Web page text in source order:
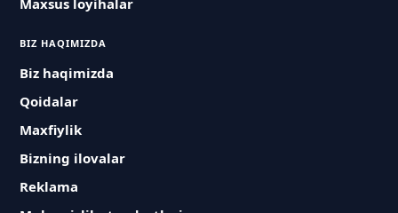
Maxsus loyihalar
BIZ HAQIMIZDA
Biz haqimizda
Qoidalar
Maxfiylik
Bizning ilovalar
Reklama